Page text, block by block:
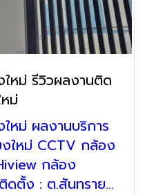
หม่ รีวิวผลงานติด
งใหม่
หม่ ผลงานบริการ
ใหม่ CCTV กล้อง
กล้อง
ดตั้ง : ต.สันทราย